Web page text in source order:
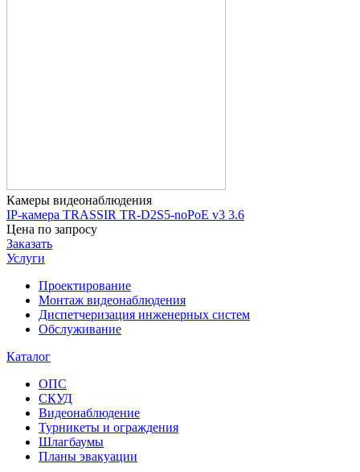
Камеры видеонаблюдения
IP-камера TRASSIR TR-D2S5-noPoE v3 3.6
Цена по запросу
Заказать
Услуги
Проектирование
Монтаж видеонаблюдения
Диспетчеризация инженерных систем
Обслуживание
Каталог
ОПС
СКУД
Видеонаблюдение
Турникеты и ограждения
Шлагбаумы
Планы эвакуации